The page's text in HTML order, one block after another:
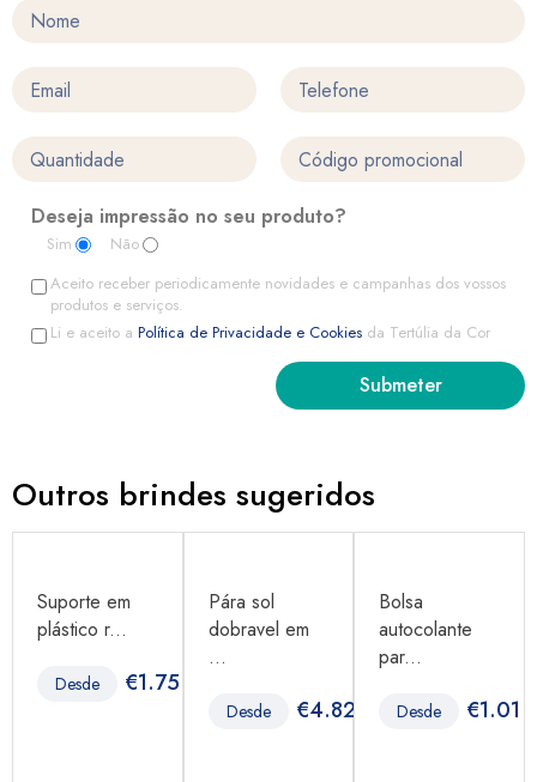
Deseja impressão no seu produto?
Sim
Não
Aceito receber periodicamente novidades e campanhas dos vossos
produtos e serviços.
Li e aceito a Política de Privacidade e Cookies da Tertúlia da Cor
Outros brindes sugeridos
Suporte em
plástico r...
Desde €1.75
Pára sol
dobravel em
...
Desde €4.82
Bolsa
autocolante
par...
Desde €1.01